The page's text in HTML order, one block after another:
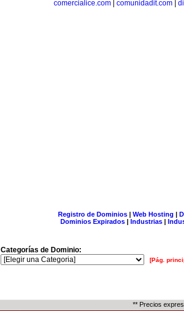
comercialice.com| comunidadit.com|
Registro de Dominios| Web Hosting |
Dominios Expirados | Industrias |
Categorías de Dominio:
[Pág.
** Precios